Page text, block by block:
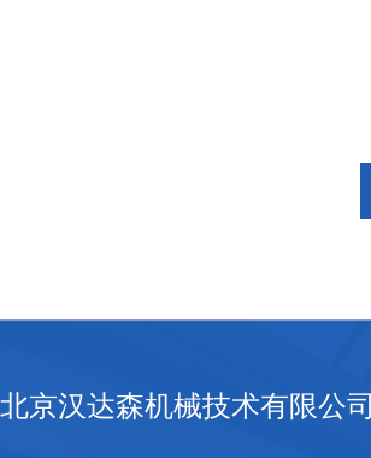
北京汉达森机械技术有限公司